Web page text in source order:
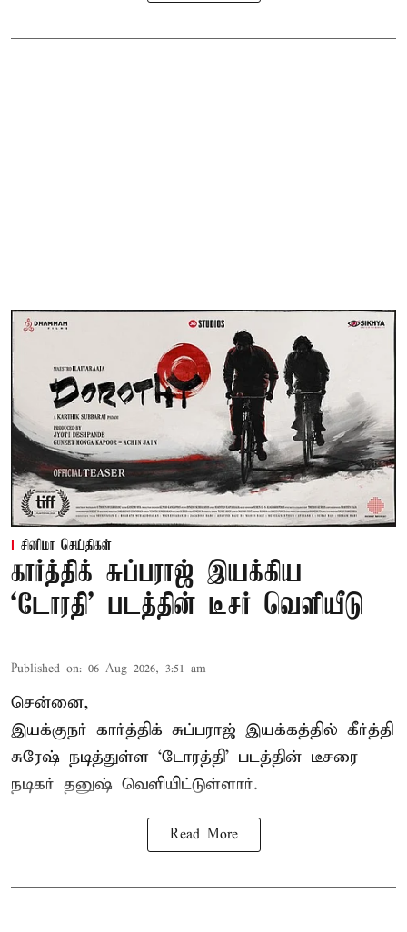
சினிமா செய்திகள்
கார்த்திக் சுப்பராஜ் இயக்கிய
`டோரதி' படத்தின் டீசர் வெளியீடு
Published on: 06 Aug 2026, 3:51 am
சென்னை,
இயக்குநர் கார்த்திக் சுப்பராஜ் இயக்கத்தில் கீர்த்தி
சுரேஷ் நடித்துள்ள `டோரத்தி' படத்தின் டீசரை
நடிகர் தனுஷ் வெளியிட்டுள்ளார்.
Read More